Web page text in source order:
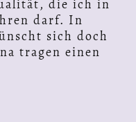
die ich in
darf. In
sich doch
tragen einen